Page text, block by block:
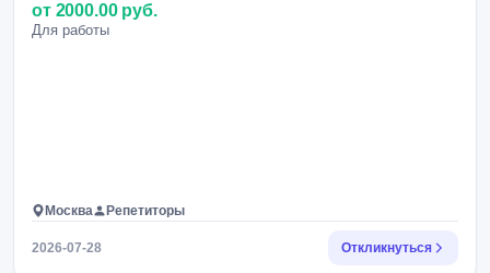
от 2000.00 руб.
Для работы
Москва Репетиторы
2026-07-28 Откликнуться